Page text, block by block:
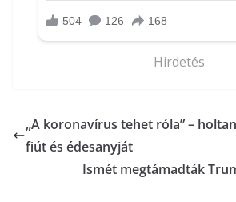
Hirdetés
„A koronavírus tehet róla” –
fiút és édesanyját
Ismét megtámadták